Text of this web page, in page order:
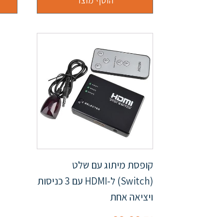
קופסת מיתוג עם שלט
(Switch) ל-HDMI עם 3 כניסות
ויציאה אחת